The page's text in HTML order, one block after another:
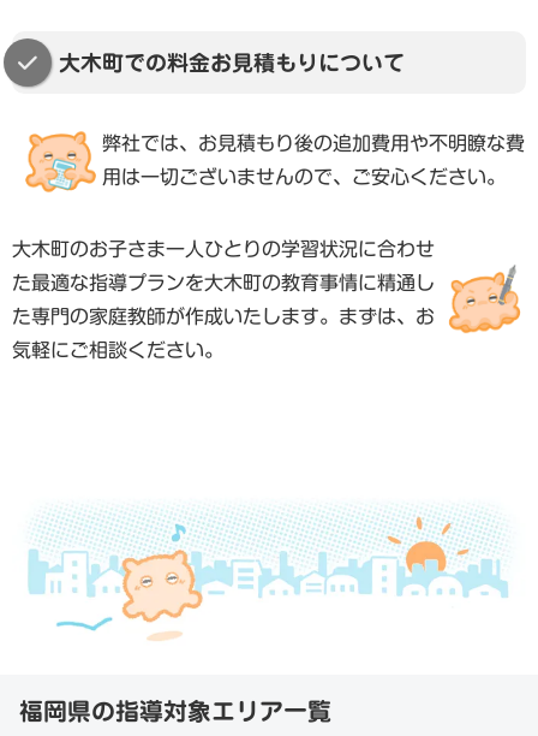
大木町での料金お見積もりについて
弊社では、お見積もり後の追加費用や不明瞭な費
用は一切ございませんので、ご安心ください。
大木町のお子さま一人ひとりの学習状況に合わせ
た最適な指導プランを大木町の教育事情に精通し
た専門の家庭教師が作成いたします。まずは、お
気軽にご相談ください。
福岡県の指導対象エリア一覧